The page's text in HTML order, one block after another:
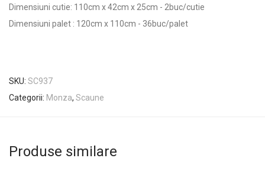
Dimensiuni cutie: 110cm x 42cm x 25cm - 2buc/cutie
Dimensiuni palet : 120cm x 110cm - 36buc/palet
SKU: SC937
Categorii: Monza, Scaune
Produse similare